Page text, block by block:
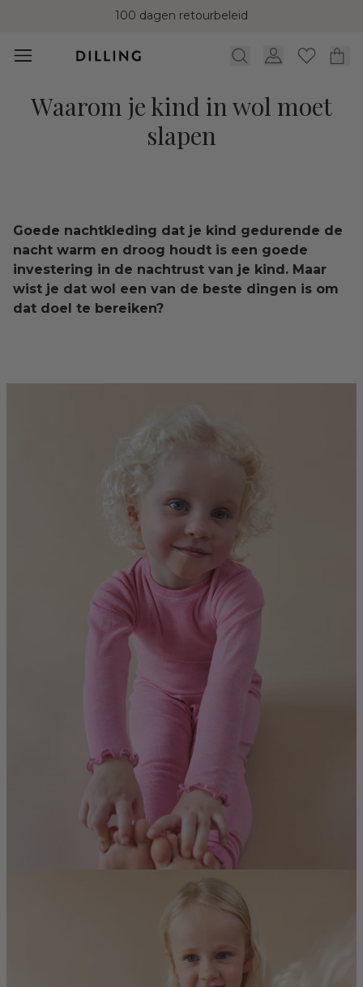
100 dagen retourbeleid
Waarom je kind in wol moet
slapen
Goede nachtkleding dat je kind gedurende de
nacht warm en droog houdt is een goede
investering in de nachtrust van je kind. Maar
wist je dat wol een van de beste dingen is om
dat doel te bereiken?